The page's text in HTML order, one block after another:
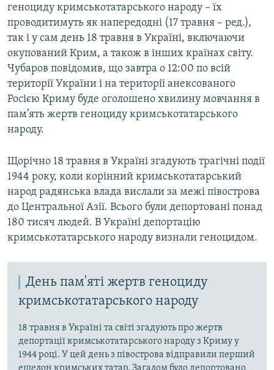
геноциду кримськотатарського народу – їх
проводитимуть як напередодні (17 травня – ред.),
так і у сам день 18 травня в Україні, включаючи
окупований Крим, а також в інших країнах світу.
Чубаров повідомив, що завтра о 12:00 по всій
території України і на території анексованого
Росією Криму буде оголошено хвилину мовчання в
пам’ять жертв геноциду кримськотатарського
народу.
Щорічно 18 травня в Україні згадують трагічні події
1944 року, коли корінний кримськотатарський
народ радянська влада вислали за межі півострова
до Центральної Азії. Всього були депортовані понад
180 тисяч людей. В Україні депортацію
кримськотатарського народу визнали геноцидом.
День пам'яті жертв геноциду
кримськотатарського народу
18 травня в Україні та світі згадують про жертв
депортації кримськотатарського народу з Криму у
1944 році. У цей день з півострова відправили перший
ешелон кримських татар. Загалом було депортовано